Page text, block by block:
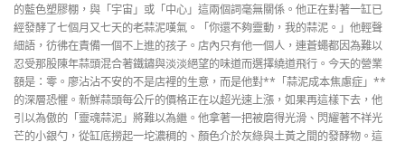
的藍色塑膠棚，與「宇宙」或「中心」這兩個詞毫無關係。他正在對著一缸已
經發酵了七個月又七天的老蒜泥嘆氣。「你還不夠靈動，我的蒜泥。」他輕聲
細語，彷彿在責備一個不上進的孩子。店內只有他一個人，連蒼蠅都因為難以
忍受那股陳年蒜頭混合著鐵鏽與淡淡絕望的味道而選擇繞道飛行。今天的營業
額是：零。廖沾沾不安的不是店裡的生意，而是他對**「蒜泥成本焦慮症」**
的深層恐懼。新鮮蒜頭每公斤的價格正在以超光速上漲，如果再這樣下去，他
引以為傲的「靈魂蒜泥」將難以為繼。他拿著一把被磨得光滑、閃耀著不祥光
芒的小銀勺，從缸底撈起一坨濃稠的、顏色介於灰綠與土黃之間的發酵物。這